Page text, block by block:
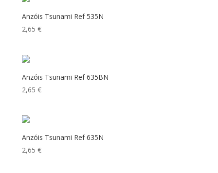
Anzóis Tsunami Ref 535N
2,65 €
Anzóis Tsunami Ref 635BN
2,65 €
Anzóis Tsunami Ref 635N
2,65 €